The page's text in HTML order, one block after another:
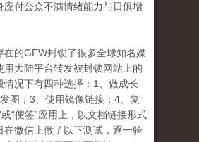
应付公众不满情绪能力与日俱增
在的GFW封锁了很多全球知名媒
用大陆平台转发被封锁网站上的
情况下有四种选择：1、做成长
图；3、使用镜像链接；4、复
“便签”应用上，以文档链接形式
在微信上做了以下测试，逐一验